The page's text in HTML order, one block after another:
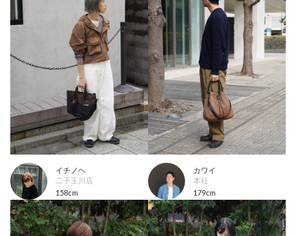
イチノヘ
二子玉川店
158cm
カワイ
本社
179cm